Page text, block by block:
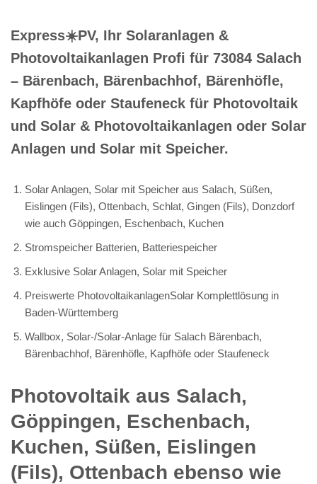
Express☀️PV️, Ihr Solaranlagen &
Photovoltaikanlagen Profi für 73084 Salach
– Bärenbach, Bärenbachhof, Bärenhöfle,
Kapfhöfe oder Staufeneck für Photovoltaik
und Solar & Photovoltaikanlagen oder Solar
Anlagen und Solar mit Speicher.
Solar Anlagen, Solar mit Speicher aus Salach, Süßen,
Eislingen (Fils), Ottenbach, Schlat, Gingen (Fils), Donzdorf
wie auch Göppingen, Eschenbach, Kuchen
Stromspeicher Batterien, Batteriespeicher
Exklusive Solar Anlagen, Solar mit Speicher
Preiswerte PhotovoltaikanlagenSolar Komplettlösung in
Baden-Württemberg
Wallbox, Solar-/Solar-Anlage für Salach Bärenbach,
Bärenbachhof, Bärenhöfle, Kapfhöfe oder Staufeneck
Photovoltaik aus Salach,
Göppingen, Eschenbach,
Kuchen, Süßen, Eislingen
(Fils), Ottenbach ebenso wie